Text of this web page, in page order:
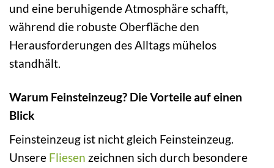
und eine beruhigende Atmosphäre schafft,
während die robuste Oberfläche den
Herausforderungen des Alltags mühelos
standhält.
Warum Feinsteinzeug? Die Vorteile auf einen
Blick
Feinsteinzeug ist nicht gleich Feinsteinzeug.
Unsere Fliesen zeichnen sich durch besondere